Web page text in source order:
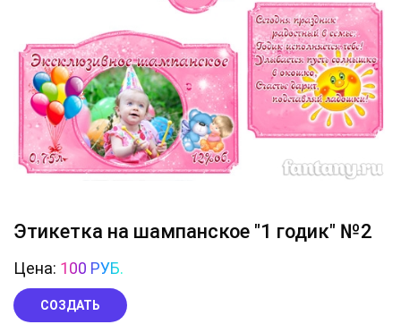
Этикетка на шампанское "1 годик" №2
Цена: 100 РУБ.
СОЗДАТЬ